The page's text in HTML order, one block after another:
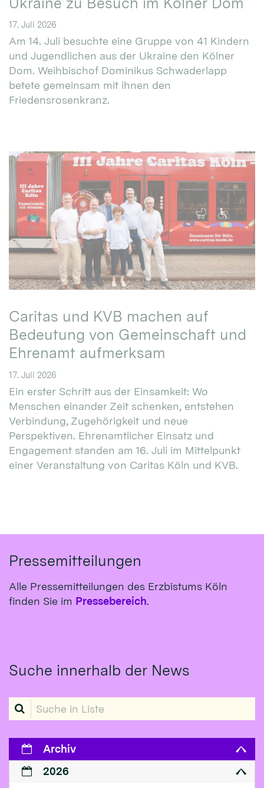
17. Juli 2026
Am 14. Juli besuchte eine Gruppe von 41 Kindern
und Jugendlichen aus der Ukraine den Kölner
Dom. Weihbischof Dominikus Schwaderlapp
betete gemeinsam mit ihnen den
Friedensrosenkranz.
Caritas und KVB machen auf
Bedeutung von Gemeinschaft und
Ehrenamt aufmerksam
17. Juli 2026
Ein erster Schritt aus der Einsamkeit: Wo
Menschen einander Zeit schenken, entstehen
Verbindung, Zugehörigkeit und neue
Perspektiven. Ehrenamtlicher Einsatz und
Engagement standen am 16. Juli im Mittelpunkt
einer Veranstaltung von Caritas Köln und KVB.
Pressemitteilungen
Alle Pressemitteilungen des Erzbistums Köln
finden Sie im Pressebereich.
Suche innerhalb der News
Suche in Liste
Archiv
2026